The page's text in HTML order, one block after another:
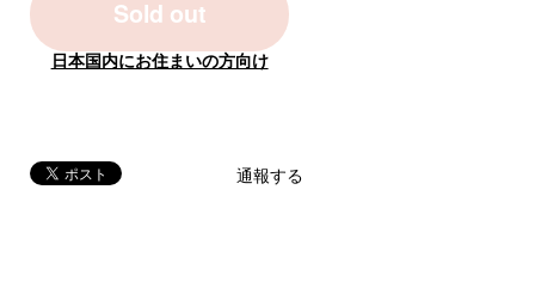
Sold out
日本国内にお住まいの方向け
通報する